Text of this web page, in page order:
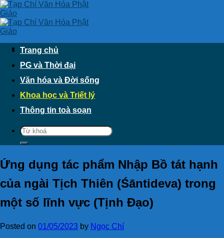
Skip
to
content
Trang chủ
PG và Thời đại
Văn hóa và Đời sống
Khoa học và Triết lý
Thông tin toà soạn
Ứng dụng tác phẩm Nhập Bồ tát hạnh
của ngài Tịch Thiên (Śāntideva) trong
một số lĩnh vực (Tịnh Đạo)
Posted on 01/05/2023 by Ngọc Chí